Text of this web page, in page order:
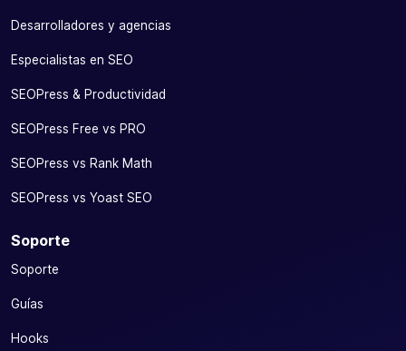
Desarrolladores y agencias
Especialistas en SEO
SEOPress & Productividad
SEOPress Free vs PRO
SEOPress vs Rank Math
SEOPress vs Yoast SEO
Soporte
Soporte
Guías
Hooks